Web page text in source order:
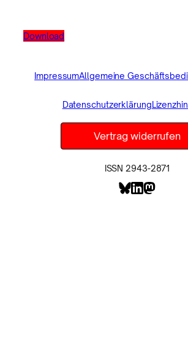
Download
ImpressumAllgemeine
Datenschutzerklärung
Vertrag widerrufen
ISSN 2943-2871